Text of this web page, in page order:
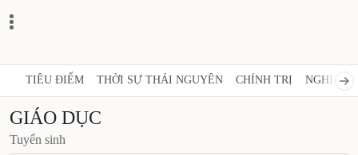
TIÊU ĐIỂM THỜI SỰ THÁI NGUYÊN CHÍNH TRỊ NGHỊ
GIÁO DỤC
Tuyển sinh